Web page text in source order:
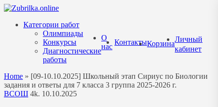
Перейти
содержанию
Категории работ
Олимпиады
Конкурсы
Диагностические
работы
О
нас
КонтактыКорзина
Личный
кабинет
Home » [09-10.10.2025] Школьный этап Сириус по Биологии
задания и ответы для 7 класса 3 группа 2025-2026 г.
ВСОШ 4k. 10.10.2025